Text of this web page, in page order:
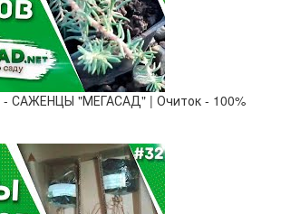
"МЕГАСАД" | Очиток - 100%